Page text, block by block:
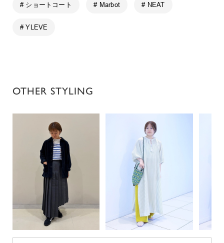
# ショートコート # Marbot # NEAT
# YLEVE
OTHER STYLING